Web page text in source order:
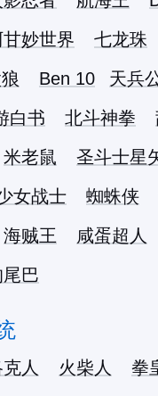
甘妙世界 七龙珠
Ben 10 天兵
白书 北斗神拳
米老鼠 圣斗士星
女战士 蜘蛛侠
海贼王 咸蛋超人
巴
人 火柴人 拳